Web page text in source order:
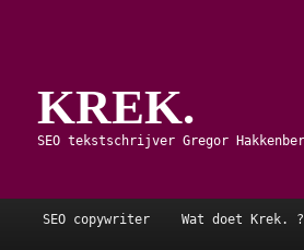
primaire
inhoudKREK.
SEO tekstschrijver Gregor
Hoofdmenu
SEO copywriter Wat doet Krek. ?